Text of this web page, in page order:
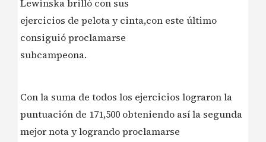
Lewinska brilló con sus
ejercicios de pelota y cinta,con este último
consiguió proclamarse
subcampeona.
Con la suma de todos los ejercicios lograron la
puntuación de 171,500 obteniendo así la segunda
mejor nota y logrando proclamarse